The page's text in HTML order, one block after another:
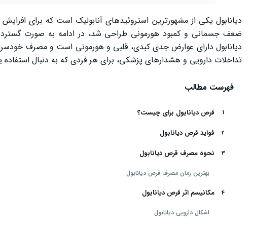
دیانابول یکی از مشهورترین استروئیدهای آنابولیک است که برای
ضعف جسمانی و کمبود هورمونی طراحی شد، در ادامه به صورت
دیانابول دارای عوارض جدی کبدی، قلبی و هورمونی است و مصرف
تداخلات دارویی و هشدارهای پزشکی، برای هر فردی که به دنبال
فهرست مطالب
قرص دیانابول برای چیست؟
فواید قرص دیانابول
نحوه مصرف قرص دیانابول
بهترین زمان مصرف قرص دیانابول
مکانیسم اثر قرص دیانابول
اشکال دارویی دیانابول